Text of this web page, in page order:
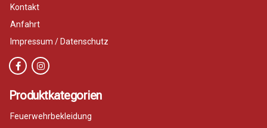
Kontakt
Anfahrt
Impressum / Datenschutz
Produktkategorien
Feuerwehrbekleidung